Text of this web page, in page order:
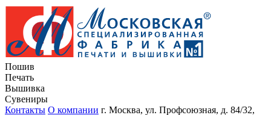
Пошив
Печать
Вышивка
Сувениры
Контакты О компании г. Москва, ул. Профсоюзная, д. 84/32,